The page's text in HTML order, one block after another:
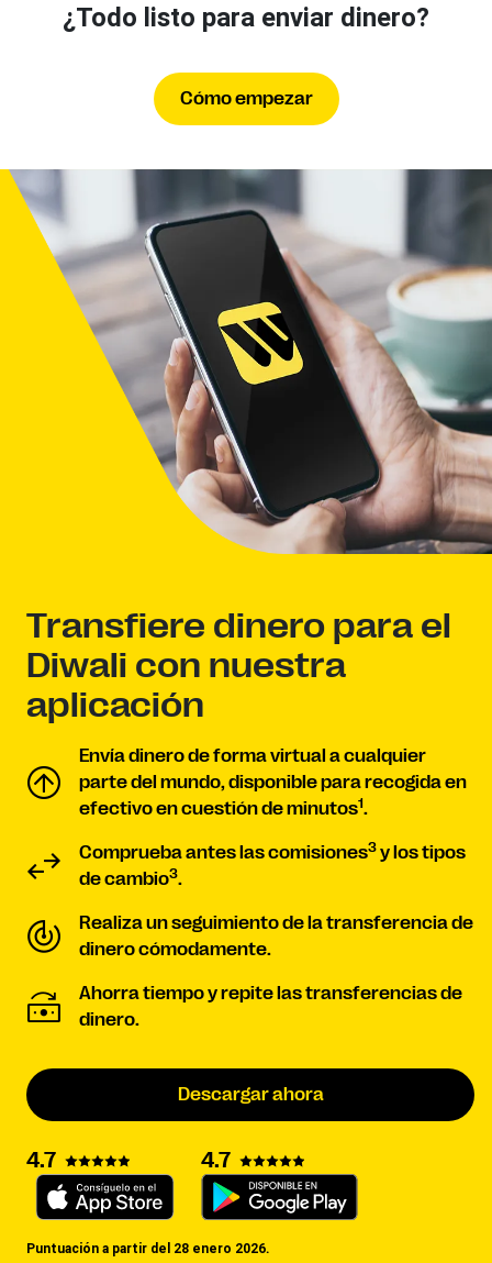
¿Todo listo para enviar dinero?
Cómo empezar
Transfiere dinero para el
Diwali con nuestra
aplicación
Envía dinero de forma virtual a cualquier
parte del mundo, disponible para recogida en
efectivo en cuestión de minutos1.
Comprueba antes las comisiones3 y los tipos
de cambio3.
Realiza un seguimiento de la transferencia de
dinero cómodamente.
Ahorra tiempo y repite las transferencias de
dinero.
Descargar ahora
4.7 4.7
Puntuación a partir del 28 enero 2026.